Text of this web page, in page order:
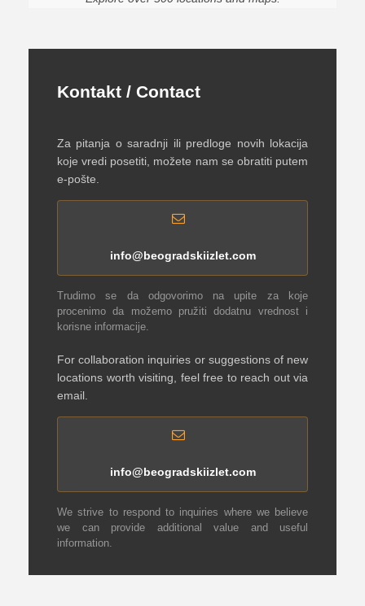
Kontakt / Contact
Za pitanja o saradnji ili predloge novih lokacija
koje vredi posetiti, možete nam se obratiti putem
e-pošte.
info@beogradskiizlet.com
Trudimo se da odgovorimo na upite za koje
procenimo da možemo pružiti dodatnu vrednost i
korisne informacije.
For collaboration inquiries or suggestions of new
locations worth visiting, feel free to reach out via
email.
info@beogradskiizlet.com
We strive to respond to inquiries where we believe
we can provide additional value and useful
information.